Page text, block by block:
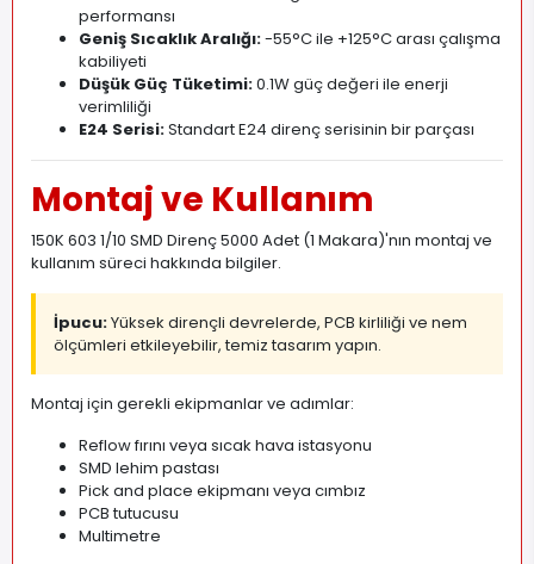
performansı
Geniş Sıcaklık Aralığı:-55°C ile +125°C arası çalışma
kabiliyeti
Düşük Güç Tüketimi:0.1W güç değeri ile enerji
verimliliği
E24 Serisi:Standart E24 direnç serisinin bir parçası
Montaj ve Kullanım
150K 603 1/10 SMD Direnç 5000 Adet (1 Makara)'nın montaj ve
kullanım süreci hakkında bilgiler.
İpucu:Yüksek dirençli devrelerde, PCB kirliliği ve nem
ölçümleri etkileyebilir, temiz tasarım yapın.
Montaj için gerekli ekipmanlar ve adımlar:
Reflow fırını veya sıcak hava istasyonu
SMD lehim pastası
Pick and place ekipmanı veya cımbız
PCB tutucusu
Multimetre